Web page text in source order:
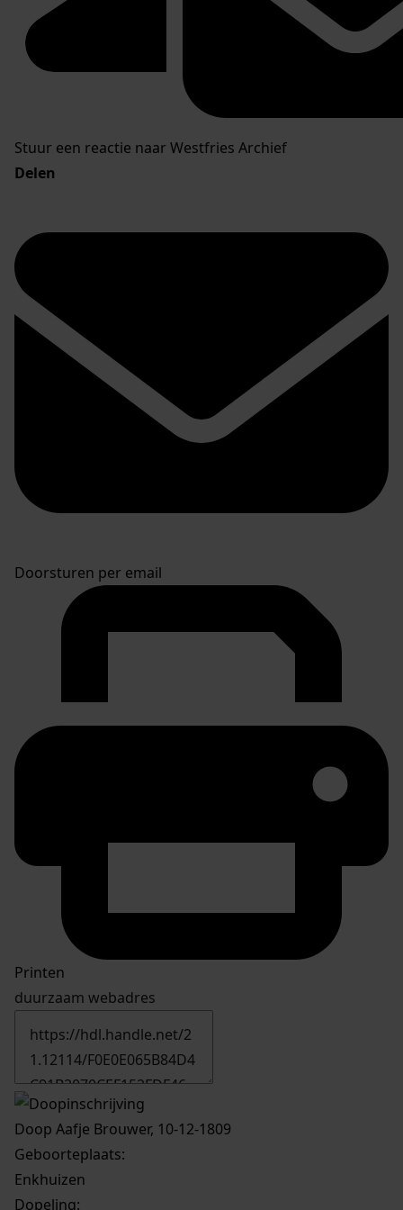
Stuur een reactie naar Westfries Archief
Delen
Doorsturen per email
Printen
duurzaam webadres
Doop Aafje Brouwer, 10-12-1809
Geboorteplaats:
Enkhuizen
Dopeling: